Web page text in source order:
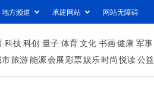
地方频道 承建网站 网站无障碍
科技科创 量子 体育文化 书画健康 军事
旅游能源会展彩票娱乐时尚 悦读公益